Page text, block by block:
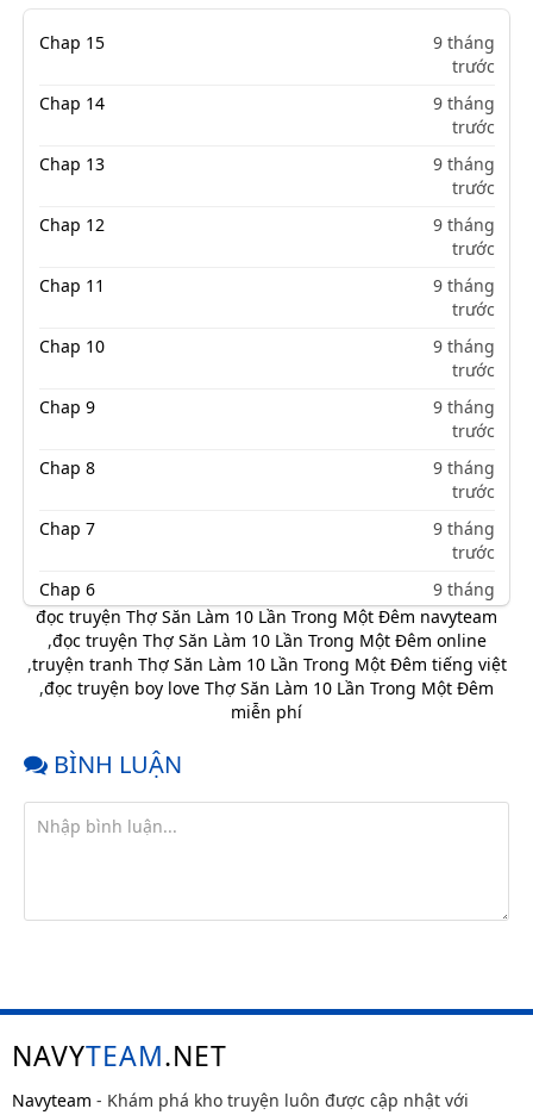
Chap 15
9 tháng
trước
Chap 14
9 tháng
trước
Chap 13
9 tháng
trước
Chap 12
9 tháng
trước
Chap 11
9 tháng
trước
Chap 10
9 tháng
trước
Chap 9
9 tháng
trước
Chap 8
9 tháng
trước
Chap 7
9 tháng
trước
Chap 6
9 tháng
trước
Chap 5
9 tháng
trước
Chap 3
Chap 2
trước
đọc truyện Thợ Săn Làm 10 Lần Trong Một Đêm navyteam
,đọc truyện Thợ Săn Làm 10 Lần Trong Một Đêm online
,truyện tranh Thợ Săn Làm 10 Lần Trong Một Đêm tiếng việt
,đọc truyện boy love Thợ Săn Làm 10 Lần Trong Một Đêm
miễn phí
BÌNH LUẬN
NAVYTEAM.NET
Navyteam - Khám phá kho truyện luôn được cập nhật với